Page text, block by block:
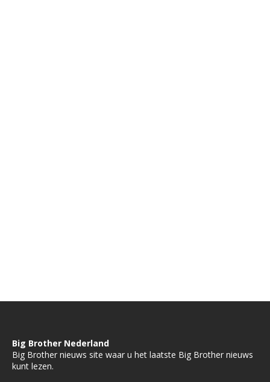
Big Brother Nederland
Big Brother nieuws site waar u het laatste Big Brother nieuws
kunt lezen.